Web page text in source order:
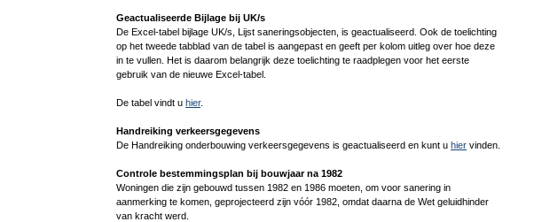
Geactualiseerde Bijlage bij UK/s
De Excel-tabel bijlage UK/s, Lijst saneringsobjecten, is geactualiseerd. Ook de toelichting
op het tweede tabblad van de tabel is aangepast en geeft per kolom uitleg over hoe deze
in te vullen. Het is daarom belangrijk deze toelichting te raadplegen voor het eerste
gebruik van de nieuwe Excel-tabel.
De tabel vindt u hier.
Handreiking verkeersgegevens
De Handreiking onderbouwing verkeersgegevens is geactualiseerd en kunt u hier vinden.
Controle bestemmingsplan bij bouwjaar na 1982
Woningen die zijn gebouwd tussen 1982 en 1986 moeten, om voor sanering in
aanmerking te komen, geprojecteerd zijn vóór 1982, omdat daarna de Wet geluidhinder
van kracht werd.